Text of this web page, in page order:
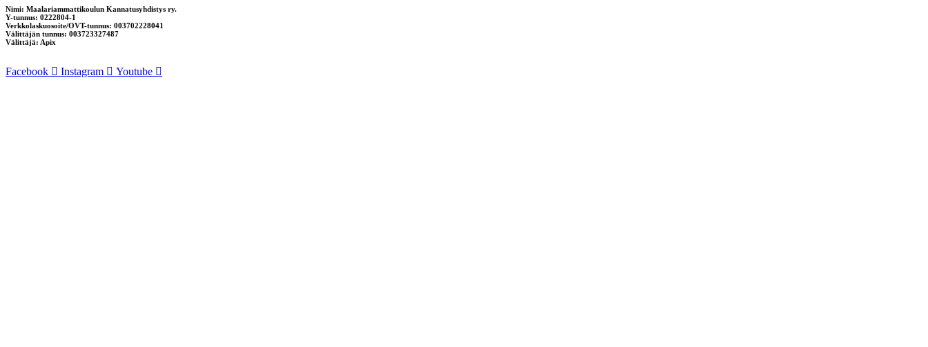
Nimi: Maalariammattikoulun Kannatusyhdistys ry.
Y-tunnus: 0222804-1
Verkkolaskuosoite/OVT-tunnus: 003702228041
Välittäjän tunnus: 003723327487
Välittäjä: Apix
Facebook Instagram Youtube